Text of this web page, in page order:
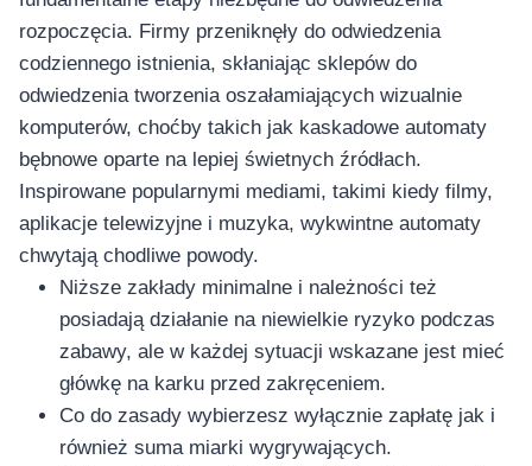
rozpoczęcia. Firmy przeniknęły do odwiedzenia
codziennego istnienia, skłaniając sklepów do
odwiedzenia tworzenia oszałamiających wizualnie
komputerów, choćby takich jak kaskadowe automaty
bębnowe oparte na lepiej świetnych źródłach.
Inspirowane popularnymi mediami, takimi kiedy filmy,
aplikacje telewizyjne i muzyka, wykwintne automaty
chwytają chodliwe powody.
Niższe zakłady minimalne i należności też
posiadają działanie na niewielkie ryzyko podczas
zabawy, ale w każdej sytuacji wskazane jest mieć
główkę na karku przed zakręceniem.
Co do zasady wybierzesz wyłącznie zapłatę jak i
również suma miarki wygrywających.